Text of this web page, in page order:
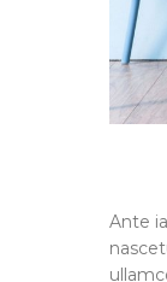
Ante